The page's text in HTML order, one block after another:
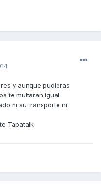
y aunque pudieras
te multaran igual .
ni su transporte ni
Tapatalk